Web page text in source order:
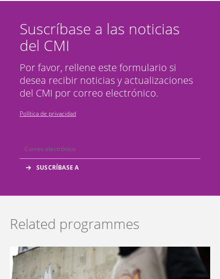
Suscríbase a las noticias
del CMI
Por favor, rellene este formulario si
desea recibir noticias y actualizaciones
del CMI por correo electrónico.
Política de privacidad
Related programmes